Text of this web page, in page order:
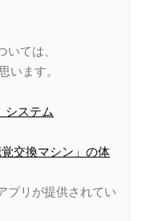
ては、
います。
システム
交換マシン」の体
プリが提供されてい